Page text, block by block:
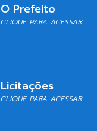
O Prefeito
CLIQUE PARA ACESSAR
Licitações
CLIQUE PARA ACESSAR